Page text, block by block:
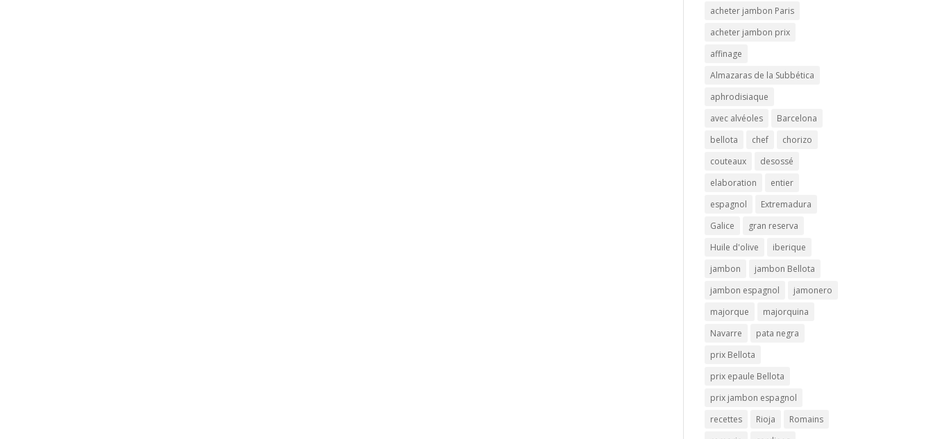
acheter jambon Paris
acheter jambon prix
affinage
Almazaras de la Subbética
aphrodisiaque
avec alvéoles
Barcelona
bellota
chef
chorizo
couteaux
desossé
elaboration
entier
espagnol
Extremadura
Galice
gran reserva
Huile d'olive
iberique
jambon
jambon Bellota
jambon espagnol
jamonero
majorque
majorquina
Navarre
pata negra
prix Bellota
prix epaule Bellota
prix jambon espagnol
recettes
Rioja
Romains